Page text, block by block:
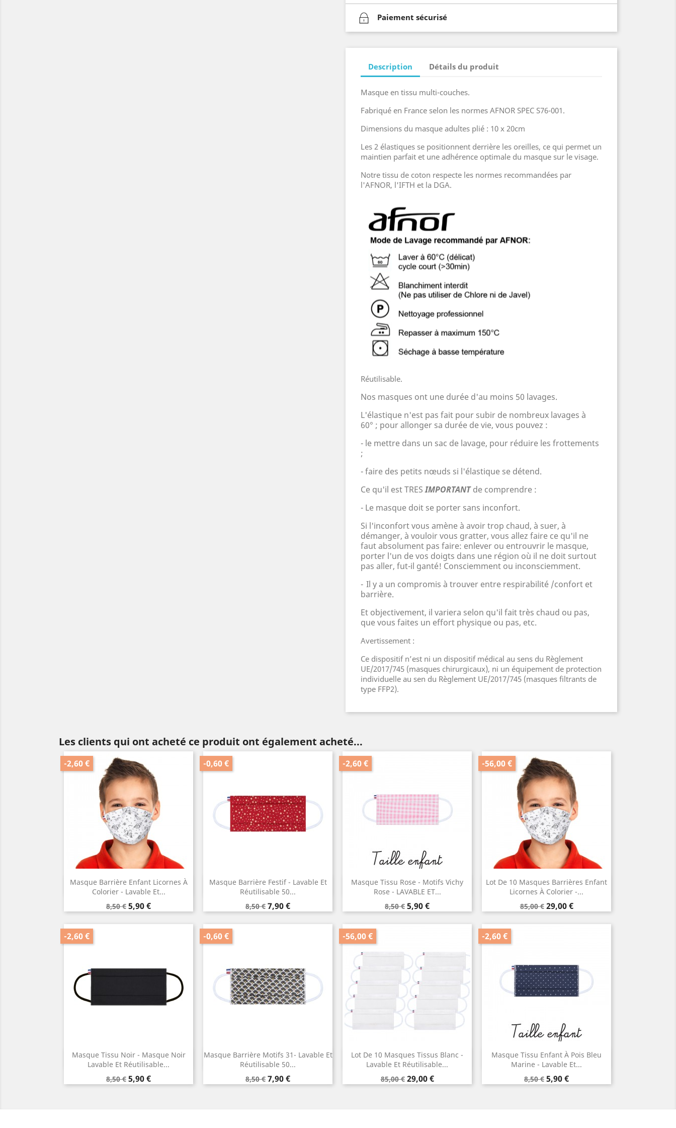
Paiement sécurisé
Description Détails du produit
Masque en tissu multi-couches.
Fabriqué en France selon les normes AFNOR SPEC S76-001.
Dimensions du masque adultes plié : 10 x 20cm
Les 2 élastiques se positionnent derrière les oreilles, ce qui permet un
maintien parfait et une adhérence optimale du masque sur le visage.
Notre tissu de coton respecte les normes recommandées par
l'AFNOR, l'IFTH et la DGA.
Réutilisable.
Nos masques ont une durée d'au moins 50 lavages.
L'élastique n'est pas fait pour subir de nombreux lavages à
60° ; pour allonger sa durée de vie, vous pouvez :
- le mettre dans un sac de lavage, pour réduire les frottements
;
- faire des petits nœuds si l'élastique se détend.
Ce qu'il est TRESIMPORTANTde comprendre :
- Le masque doit se porter sans inconfort.
Si l'inconfort vous amène à avoir trop chaud, à suer, à
démanger, à vouloir vous gratter, vous allez faire ce qu'il ne
faut absolument pas faire: enlever ou entrouvrir le masque,
porter l'un de vos doigts dans une région où il ne doit surtout
pas aller, fut-il ganté! Consciemment ou inconsciemment.
- Il y a un compromis à trouver entre respirabilité /confort et
barrière.
Et objectivement, il variera selon qu'il fait très chaud ou pas,
que vous faites un effort physique ou pas, etc.
Avertissement :
Ce dispositif n’est ni un dispositif médical au sens du Règlement
UE/2017/745 (masques chirurgicaux), ni un équipement de protection
individuelle au sen du Règlement UE/2017/745 (masques filtrants de
type FFP2).
Les clients qui ont acheté ce produit ont également acheté...
Masque Barrière Enfant Licornes À
Colorier - Lavable Et...
Prix
de
base
8,50 €
-2,60 €
Prix
5,90 €
Aperçu rapide
Masque Barrière Festif - Lavable Et
Réutilisable 50...
Prix
de
base
8,50 €
-0,60 €
Prix
7,90 €
Aperçu rapide
Masque Tissu Rose - Motifs Vichy
Rose - LAVABLE ET...
Prix
de
base
8,50 €
-2,60 €
Prix
5,90 €
Aperçu rapide
Lot De 10 Masques Barrières Enfant
Licornes À Colorier -...
Prix
de
base
85,00 €
-56,00 €
Prix
29,00 €
Aperçu rapide
Masque Tissu Noir - Masque Noir
Lavable Et Réutilisable...
Prix
de
8,50 €
-2,60 €
Prix
5,90 €
Aperçu rapide
Masque Barrière Motifs 31- Lavable Et
Réutilisable 50...
Prix
de
8,50 €
-0,60 €
Prix
7,90 €
Aperçu rapide
Lot De 10 Masques Tissus Blanc -
Lavable Et Réutilisable...
Prix
de
85,00 €
-56,00 €
Prix
29,00 €
Aperçu rapide
Masque Tissu Enfant À Pois Bleu
Marine - Lavable Et...
Prix
de
8,50 €
-2,60 €
Prix
5,90 €
Aperçu rapide